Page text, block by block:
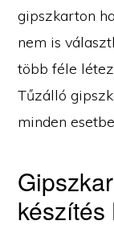
gipszkarton
nem is
több féle
Tűzálló
minden
készítés